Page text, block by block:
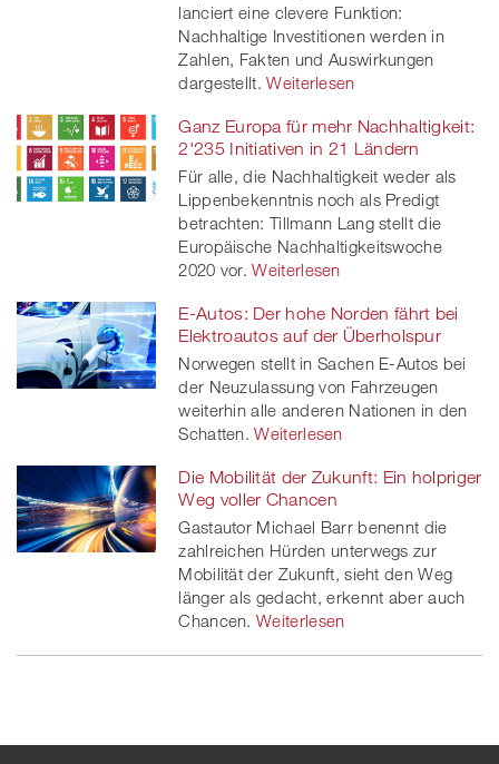
lanciert eine clevere Funktion:
Nachhaltige Investitionen werden in
Zahlen, Fakten und Auswirkungen
dargestellt. Weiterlesen
Ganz Europa für mehr Nachhaltigkeit:
2'235 Initiativen in 21 Ländern
Für alle, die Nachhaltigkeit weder als
Lippenbekenntnis noch als Predigt
betrachten: Tillmann Lang stellt die
Europäische Nachhaltigkeitswoche
2020 vor. Weiterlesen
E-Autos: Der hohe Norden fährt bei
Elektroautos auf der Überholspur
Norwegen stellt in Sachen E-Autos bei
der Neuzulassung von Fahrzeugen
weiterhin alle anderen Nationen in den
Schatten. Weiterlesen
Die Mobilität der Zukunft: Ein holpriger
Weg voller Chancen
Gastautor Michael Barr benennt die
zahlreichen Hürden unterwegs zur
Mobilität der Zukunft, sieht den Weg
länger als gedacht, erkennt aber auch
Chancen. Weiterlesen